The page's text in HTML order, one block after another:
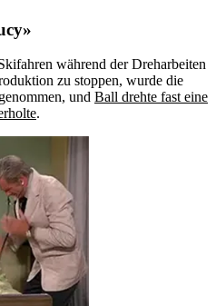
während der Dreharbeiten
zu stoppen, wurde die
und Ball drehte fast eine
.